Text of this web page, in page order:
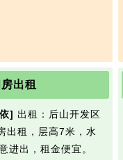
出租
] 出租：后山开发区
出租，层高7米，水
进出，租金便宜。